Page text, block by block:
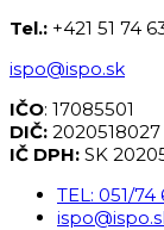
Tel.: +421 51 74
ispo@ispo.sk
IČO: 17085501
DIČ: 2020518027
IČ DPH: SK
TEL: 051/74